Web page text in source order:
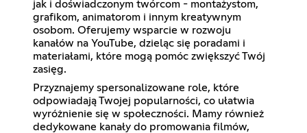
jak i doświadczonym twórcom - montażystom,
grafikom, animatorom i innym kreatywnym
osobom. Oferujemy wsparcie w rozwoju
kanałów na YouTube, dzieląc się poradami i
materiałami, które mogą pomóc zwiększyć Twój
zasięg.
Przyznajemy spersonalizowane role, które
odpowiadają Twojej popularności, co ułatwia
wyróżnienie się w społeczności. Mamy również
dedykowane kanały do promowania filmów,